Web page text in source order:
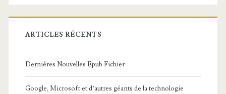
ARTICLES RÉCENTS
Dernières Nouvelles Epub Fichier
Google, Microsoft et d’autres géants de la technologie